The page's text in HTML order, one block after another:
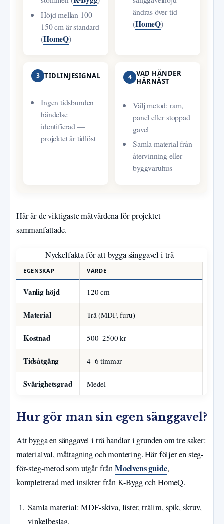
Höjd mellan 100–
150 cm är standard
(HomeQ)
ändras över tid
(HomeQ)
3 TIDLINJESIGNAL
Ingen tidsbunden
händelse
identifierad —
projektet är tidlöst
4 VAD HÄNDER
HÄRNÄST
Välj metod: ram,
panel eller stoppad
gavel
Samla material från
återvinning eller
byggvaruhus
Här är de viktigaste mätvärdena för projektet
sammanfattade.
Nyckelfakta för att bygga sänggavel i trä
EGENSKAP VÄRDE
Vanlig höjd 120 cm
Material Trä (MDF, furu)
Kostnad 500–2500 kr
Tidsåtgång 4–6 timmar
Svårighetsgrad Medel
Hur gör man sin egen sänggavel?
Att bygga en sänggavel i trä handlar i grunden om tre saker:
materialval, måttagning och montering. Här följer en steg-
för-steg-metod som utgår frånMoelvens guide,
kompletterad med insikter från K-Bygg och HomeQ.
Samla material: MDF-skiva, lister, trälim, spik, skruv,
vinkelbeslag.